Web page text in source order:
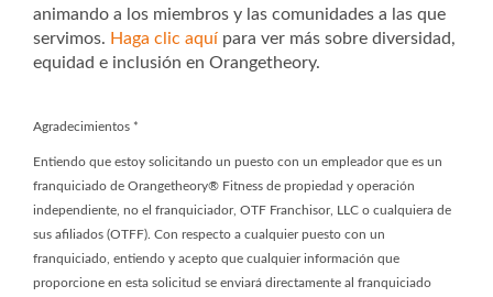
animando a los miembros y las comunidades a las que
servimos. Haga clic aquí para ver más sobre diversidad,
equidad e inclusión en Orangetheory.
Agradecimientos *
Entiendo que estoy solicitando un puesto con un empleador que es un
franquiciado de Orangetheory® Fitness de propiedad y operación
independiente, no el franquiciador, OTF Franchisor, LLC o cualquiera de
sus afiliados (OTFF). Con respecto a cualquier puesto con un
franquiciado, entiendo y acepto que cualquier información que
proporcione en esta solicitud se enviará directamente al franquiciado